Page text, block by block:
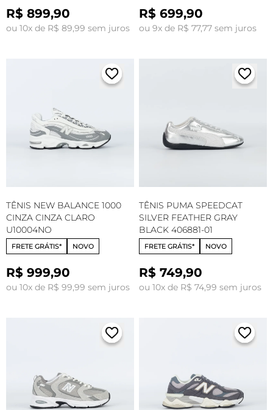
R$ 899,90
ou 10x de R$ 89,99 sem juros
R$ 699,90
ou 9x de R$ 77,77 sem juros
TÊNIS NEW BALANCE 1000
CINZA CINZA CLARO
U10004NO
FRETE GRÁTIS* NOVO
R$ 999,90
ou 10x de R$ 99,99 sem juros
TÊNIS PUMA SPEEDCAT
SILVER FEATHER GRAY
BLACK 406881-01
FRETE GRÁTIS* NOVO
R$ 749,90
ou 10x de R$ 74,99 sem juros